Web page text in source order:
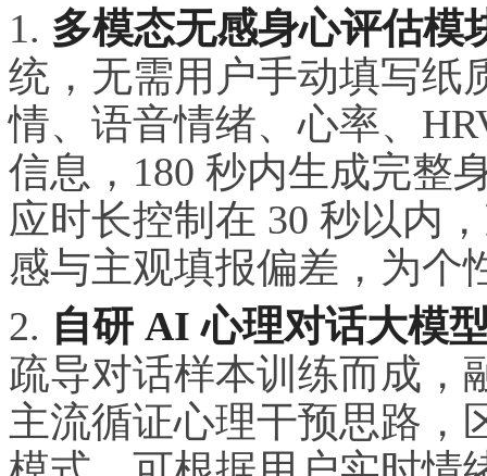
1. 多模态无感身心评估模
统，无需用户手动填写纸
情、语音情绪、心率、
信息，180 秒内生成完整
应时长控制在 30 秒以内
感与主观填报偏差，为个
2. 自研 AI 心理对话大模
疏导对话样本训练而成，
主流循证心理干预思路，